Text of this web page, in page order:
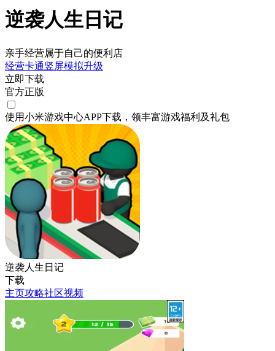
逆袭人生日记
亲手经营属于自己的便利店
经营卡通竖屏模拟升级
立即下载
官方正版
使用小米游戏中心APP下载 ，领丰富游戏福利 及礼包
逆袭人生日记
下载
主页攻略社区视频